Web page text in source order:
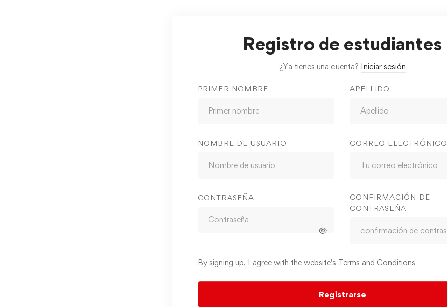
Registro de estudiantes
¿Ya tienes una cuenta? Iniciar sesión
PRIMER NOMBRE APELLIDO
NOMBRE DE USUARIO CORREO ELECTRÓNICO
CONTRASEÑA
CONFIRMACIÓN DE
CONTRASEÑA
By signing up, I agree with the website's Terms and Conditions
Registrarse